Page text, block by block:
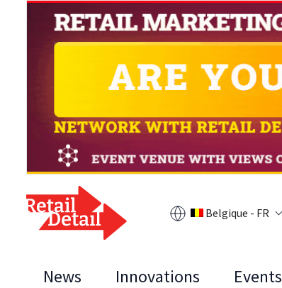
Belgique - FR
News Innovations Events